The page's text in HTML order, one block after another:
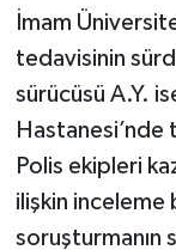
İmam
tedavisinin
sürücüsü A.Y.
Hastanesi’nde
Polis ekipleri
ilişkin inceleme
soruşturmanın